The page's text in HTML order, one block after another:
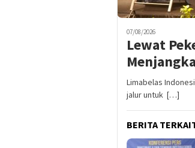
07/08/2026
Lewat
Limabelas
jalur untuk […]
BERITA